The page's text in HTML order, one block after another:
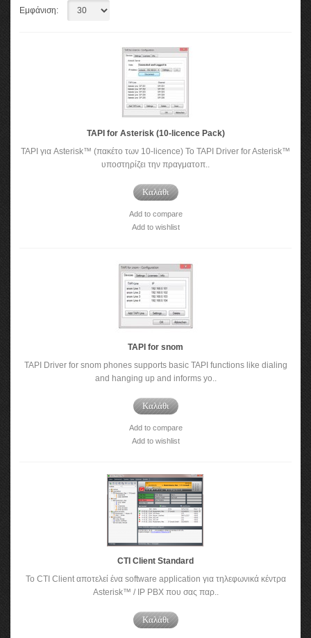
Εμφάνιση:
TAPI for Asterisk (10-licence Pack)
TAPI για Asterisk™ (πακέτο των 10-licence) Το TAPI Driver for Asterisk™
υποστηρίζει την πραγματοπ..
Καλάθι
Add to compare
Add to wishlist
TAPI for snom
TAPI Driver for snom phones supports basic TAPI functions like dialing
and hanging up and informs yo..
Καλάθι
Add to compare
Add to wishlist
CTI Client Standard
To CTI Client αποτελεί ένα software application για τηλεφωνικά κέντρα
Asterisk™ / IP PBX που σας παρ..
Καλάθι